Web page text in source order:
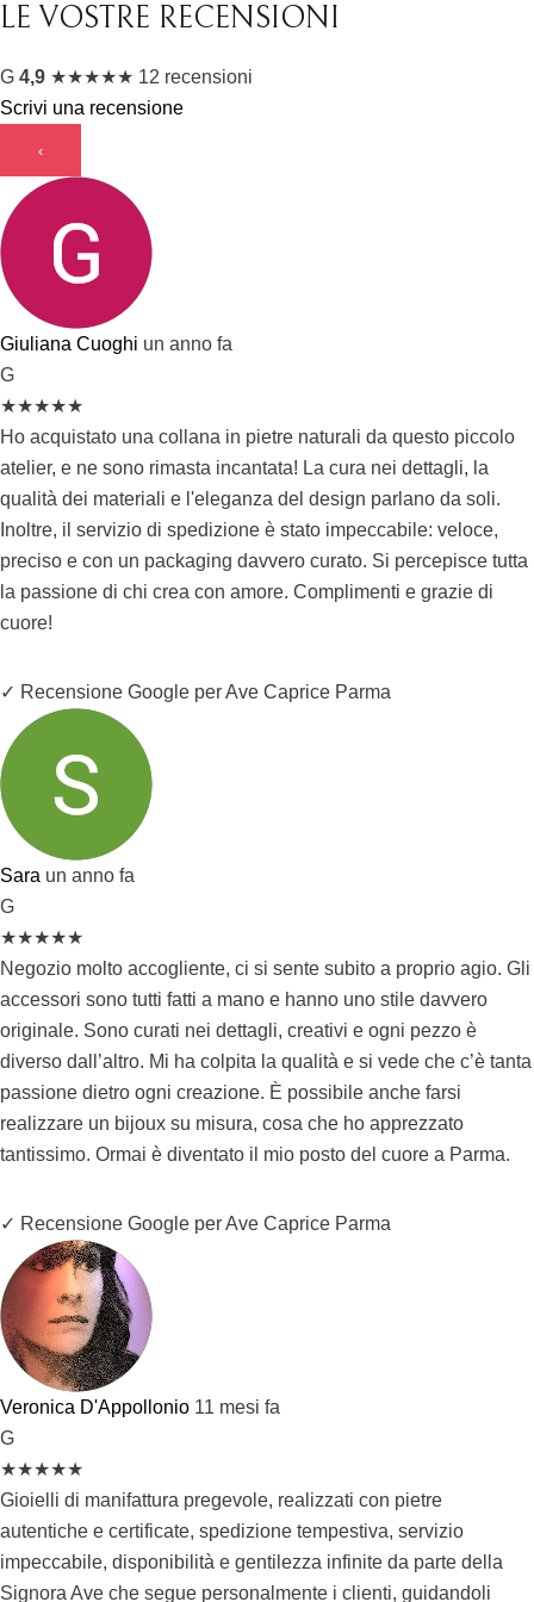
LE VOSTRE RECENSIONI
G 4,9 ★★★★★ 12 recensioni
Scrivi una recensione
‹
Giuliana Cuoghi un anno fa
G
★★★★★
Ho acquistato una collana in pietre naturali da questo piccolo
atelier, e ne sono rimasta incantata! La cura nei dettagli, la
qualità dei materiali e l'eleganza del design parlano da soli.
Inoltre, il servizio di spedizione è stato impeccabile: veloce,
preciso e con un packaging davvero curato. Si percepisce tutta
la passione di chi crea con amore. Complimenti e grazie di
cuore!
✓ Recensione Google per Ave Caprice Parma
Sara un anno fa
G
★★★★★
Negozio molto accogliente, ci si sente subito a proprio agio. Gli
accessori sono tutti fatti a mano e hanno uno stile davvero
originale. Sono curati nei dettagli, creativi e ogni pezzo è
diverso dall’altro. Mi ha colpita la qualità e si vede che c’è tanta
passione dietro ogni creazione. È possibile anche farsi
realizzare un bijoux su misura, cosa che ho apprezzato
tantissimo. Ormai è diventato il mio posto del cuore a Parma.
✓ Recensione Google per Ave Caprice Parma
Veronica D'Appollonio 11 mesi fa
G
★★★★★
Gioielli di manifattura pregevole, realizzati con pietre
autentiche e certificate, spedizione tempestiva, servizio
impeccabile, disponibilità e gentilezza infinite da parte della
Signora Ave che segue personalmente i clienti, guidandoli